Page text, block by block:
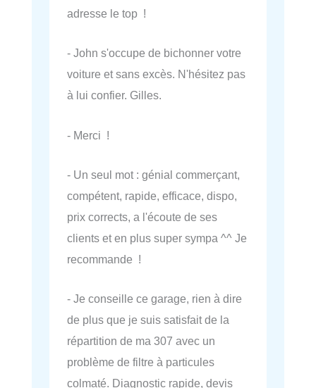
adresse le top !
- John s'occupe de bichonner votre
voiture et sans excès. N'hésitez pas
à lui confier. Gilles.
- Merci !
- Un seul mot : génial commerçant,
compétent, rapide, efficace, dispo,
prix corrects, a l'écoute de ses
clients et en plus super sympa ^^ Je
recommande !
- Je conseille ce garage, rien à dire
de plus que je suis satisfait de la
répartition de ma 307 avec un
problème de filtre à particules
colmaté. Diagnostic rapide, devis